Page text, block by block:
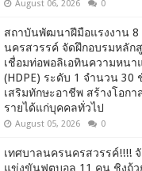
August 06, 2026 0
สถาบันพัฒนาฝีมือแรงงาน 8
นครสวรรค์ จัดฝึกอบรมหลัก
เชื่อมท่อพอลิเอทินความหนา
(HDPE) ระดับ 1 จำนวน 30
เสริมทักษะอาชีพ สร้างโอกา
รายได้แก่บุคคลทั่วไป
August 05, 2026 0
เทศบาลนครนครสวรรค์!!!!
แข่งขันฟุตบอล 11 คน ชิงถ้ว